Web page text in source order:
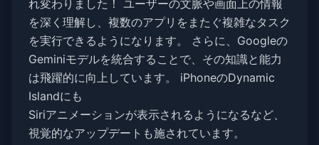
れ変わりました！ ユーザーの文脈や画面上の情報
を深く理解し、複数のアプリをまたぐ複雑なタスク
を実行できるようになります。 さらに、Googleの
Geminiモデルを統合することで、その知識と能力
は飛躍的に向上しています。 iPhoneのDynamic
Islandにも
Siriアニメーションが表示されるようになるなど、
視覚的なアップデートも施されています。